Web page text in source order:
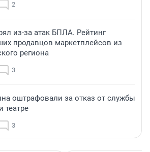
2
из-за атак БПЛА. Рейтинг
продавцов маркетплейсов из
региона
3
оштрафовали за отказ от службы
театре
3